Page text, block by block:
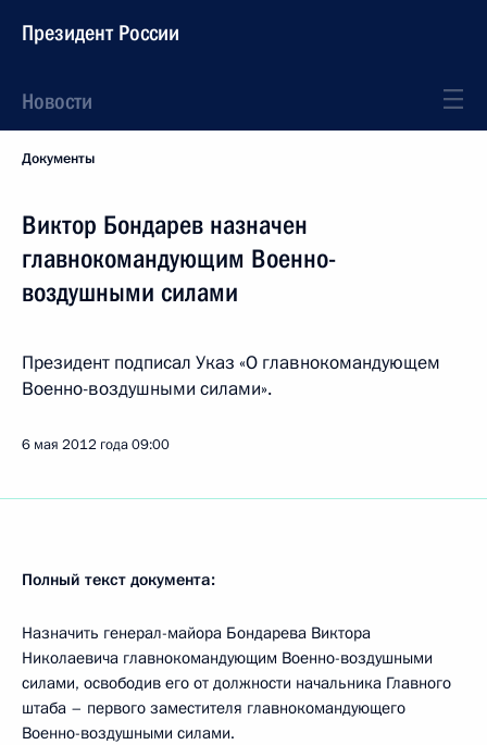
Президент России
Новости
Документы
Виктор Бондарев назначен
главнокомандующим Военно-
воздушными силами
Президент подписал Указ «О главнокомандующем
Военно-воздушными силами».
6 мая 2012 года09:00
Полный текст документа:
Назначить генерал-майора Бондарева Виктора
Николаевича главнокомандующим Военно-воздушными
силами, освободив его от должности начальника Главного
штаба – первого заместителя главнокомандующего
Военно-воздушными силами.